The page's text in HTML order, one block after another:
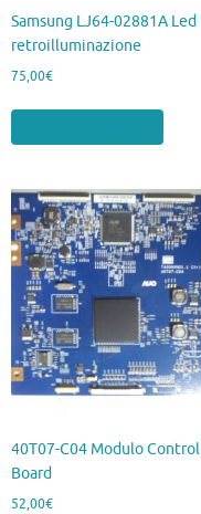
Samsung LJ64-02881A Led
retroilluminazione
75,00€
40T07-C04 Modulo Control
Board
52,00€